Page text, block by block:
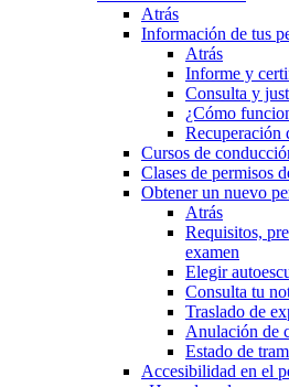
Atrás
Información de tus
Atrás
Informe y
Consulta y
¿Cómo
Recuperación
Cursos de
Clases de permisos
Obtener un nuevo
Atrás
Requisitos,
examen
Elegir
Consulta tu
Traslado de
Anulación de
Estado de
Accesibilidad en el